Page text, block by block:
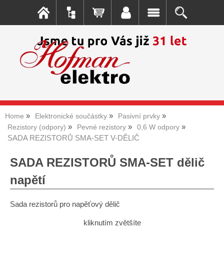
Home Elektronické součástky
Pasivní prvky
Rezistory (odpory)
Pevné rezistory 0,6 W odpory
SADA REZISTORŮ SMA-SET V-DĚLIČ
SADA REZISTORŮ SMA-SET dělič
napětí
Sada rezistorů pro napěťový dělič
kliknutím zvětšíte